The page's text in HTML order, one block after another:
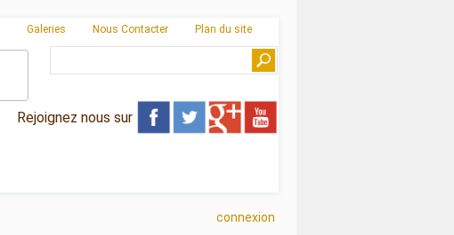
Galeries Nous Contacter Plan du site
Rejoignez nous sur
connexion